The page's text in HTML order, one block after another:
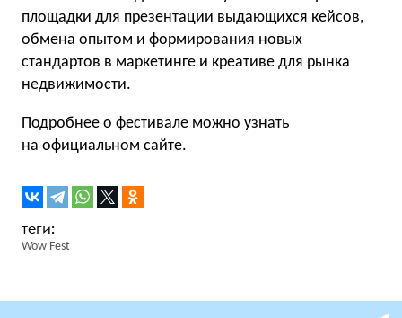
площадки для презентации выдающихся кейсов,
обмена опытом и формирования новых
стандартов в маркетинге и креативе для рынка
недвижимости.
Подробнее о фестивале можно узнать
на официальном сайте.
Wow Fest